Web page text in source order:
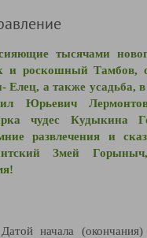
тысячами
и роскошный Тамбов,
Елец, а также усадьба,
Юрьевич
чудес Кудыкина
развлечения и
Змей
Датой начала